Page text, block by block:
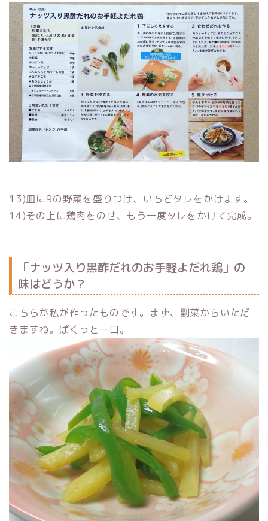
13)皿に9の野菜を盛りつけ、いちどタレをかけます。
14)その上に鶏肉をのせ、もう一度タレをかけて完成。
「ナッツ入り黒酢だれのお手軽よだれ鶏」の
味はどうか？
こちらが私が作ったものです。まず、副菜からいただ
きますね。ぱくっと一口。